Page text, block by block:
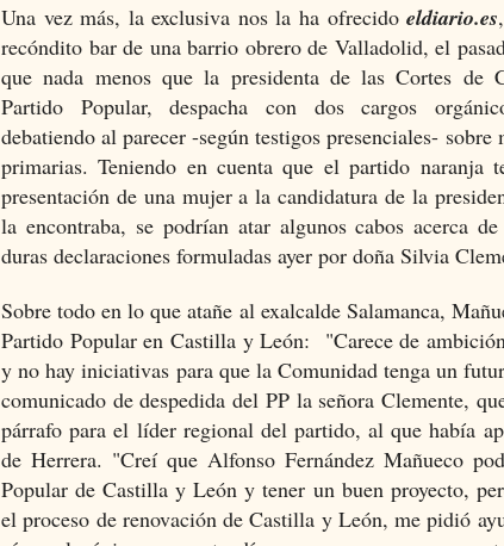
Una vez más, la exclusiva nos la ha ofrecidoeldiario.es
recóndito bar de una barrio obrero de Valladolid, el
que nada menos que la presidenta de las Cortes de
Partido Popular, despacha con dos cargos
debatiendo al parecer -según testigos presenciales- sobre
primarias. Teniendo en cuenta que el partido naranja
presentación de una mujer a la candidatura de la
la encontraba, se podrían atar algunos cabos acerca
duras declaraciones formuladas ayer por doña Silvia
Sobre todo en lo que atañe al exalcalde Salamanca,
Partido Popular en Castilla y León: "Carece de
y no hay iniciativas para que la Comunidad tenga un
comunicado de despedida del PP la señora Clemente,
párrafo para el líder regional del partido, al que había
de Herrera. "Creí que Alfonso Fernández Mañueco
Popular de Castilla y León y tener un buen proyecto,
el proceso de renovación de Castilla y León, me pidió